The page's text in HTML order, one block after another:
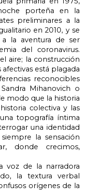
porteña en la
preliminares a la
en 2010, y se
la aventura de ser
del coronavirus.
aire; la construcción
está plagada
reconocibles
Mihanovich o
modo que la historia
colectiva y las
topografía íntima
una identidad
la sensación
donde crecimos,
voz de la narradora
la textura verbal
orígenes de la